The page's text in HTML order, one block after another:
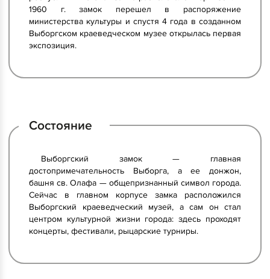
1960 г. замок перешел в распоряжение
министерства культуры и спустя 4 года в созданном
Выборгском краеведческом музее открылась первая
экспозиция.
Состояние
Выборгский замок — главная
достопримечательность Выборга, а ее донжон,
башня св. Олафа — общепризнанный символ города.
Сейчас в главном корпусе замка расположился
Выборгский краеведческий музей, а сам он стал
центром культурной жизни города: здесь проходят
концерты, фестивали, рыцарские турниры.